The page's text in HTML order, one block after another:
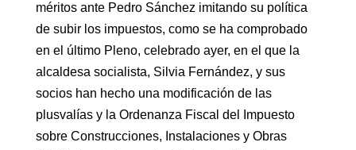
méritos ante Pedro Sánchez imitando su política
de subir los impuestos, como se ha comprobado
en el último Pleno, celebrado ayer, en el que la
alcaldesa socialista, Silvia Fernández, y sus
socios han hecho una modificación de las
plusvalías y la Ordenanza Fiscal del Impuesto
sobre Construcciones, Instalaciones y Obras